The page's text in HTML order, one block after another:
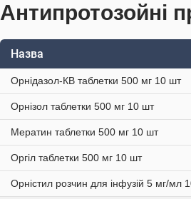
Антипротозойні
Назва
Орнідазол-КВ таблетки 500 мг 10 шт
Орнізол таблетки 500 мг 10 шт
Мератин таблетки 500 мг 10 шт
Оргіл таблетки 500 мг 10 шт
Орністил розчин для інфузій 5 мг/мл